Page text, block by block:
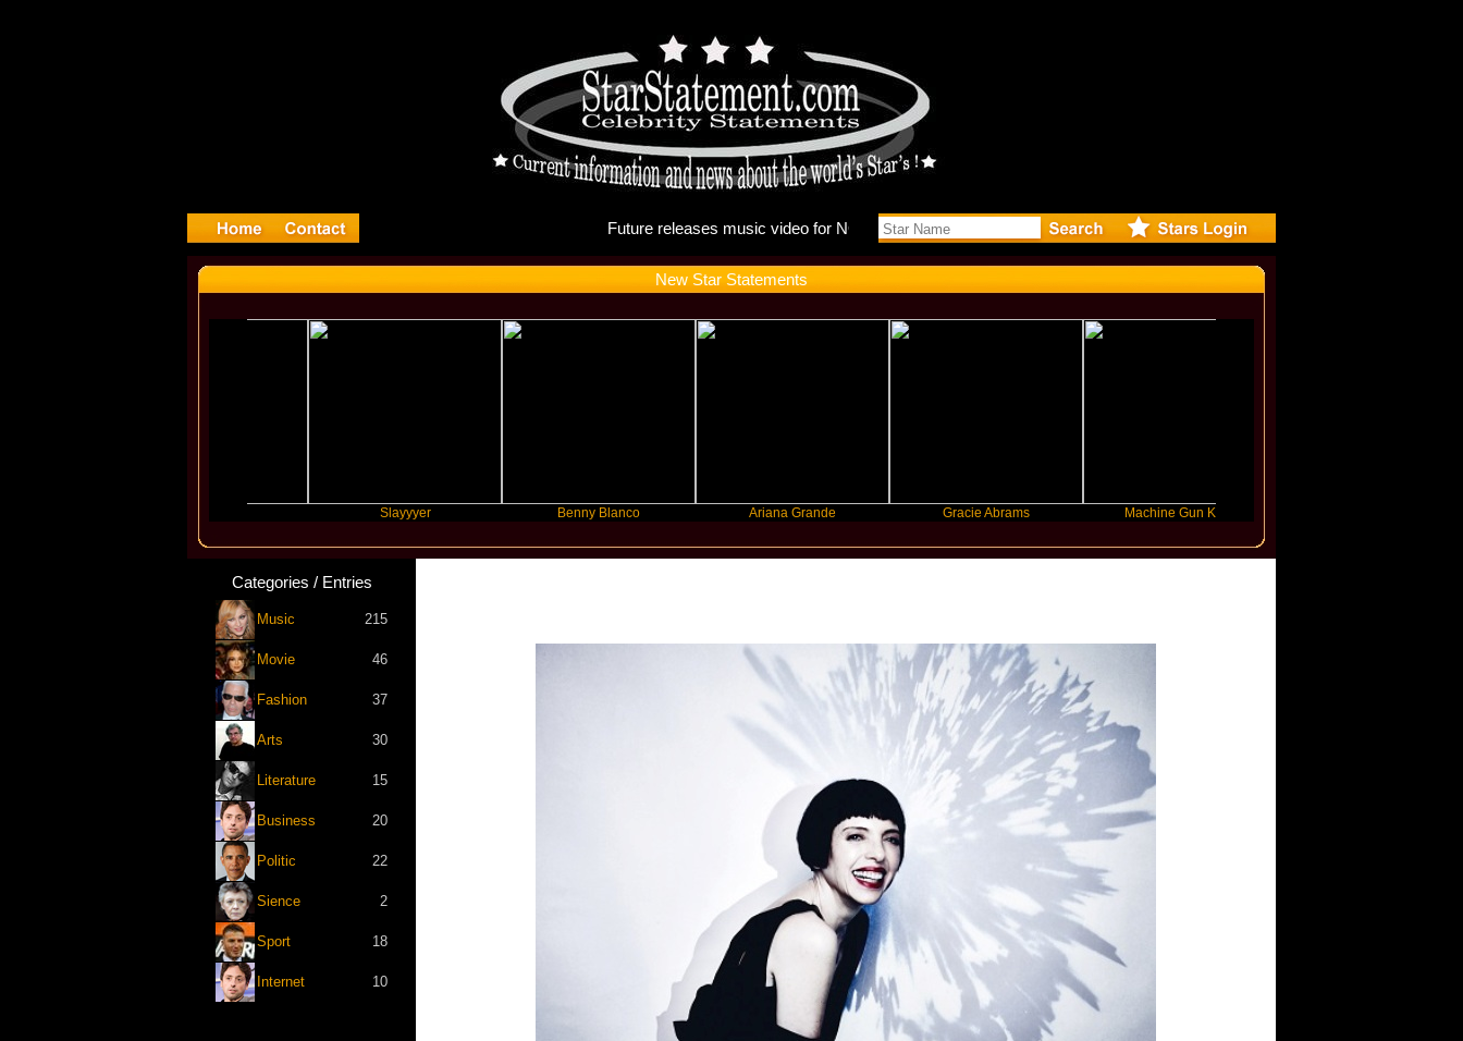
Future releases
New Star Statements
Slayyyer Benny Blanco Ariana Grande Gracie Abrams Machine Gun Kelly
Categories / Entries
Music 215
Movie 46
Fashion 37
Arts 30
Literature 15
Business 20
Politic 22
Sience 2
Sport 18
Internet 10